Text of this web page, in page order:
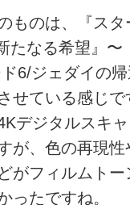
ものは、『スタ
たなる希望』〜
6/ジェダイの
せている感じで
デジタルスキ
が、色の再現性
がフィルムト
ったですね。